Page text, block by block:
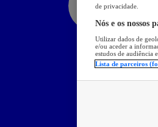
de privacidade.
Nós e os nossos
Utilizar dados de
e/ou aceder a
estudos de audiência
Lista de parceiros